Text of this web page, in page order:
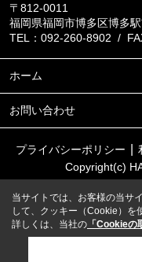
〒812-0011
福岡県福岡市博多区博多
TEL：092-260-8902 /
ホーム
お問い合わせ
プライバシーポリシー
Copyright(c)
当サイトでは、お客様の当サ
して、クッキー（Cookie）を
詳しくは、当社の 「Cookieの